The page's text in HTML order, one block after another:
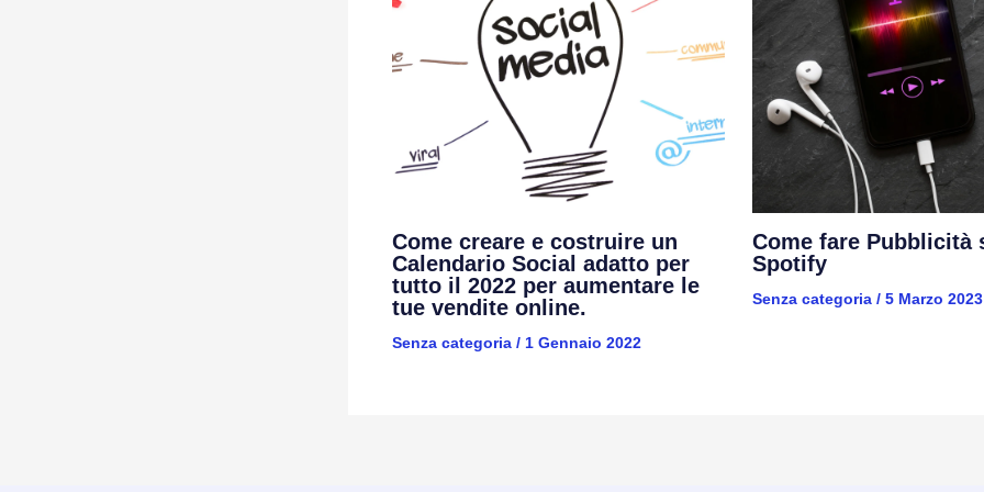
Come creare e costruire un
Calendario Social adatto per
tutto il 2022 per aumentare le
tue vendite online.
Senza categoria / 1 Gennaio 2022
Come fare Pubblicità
Spotify
Senza categoria/ 5 Marzo 2023